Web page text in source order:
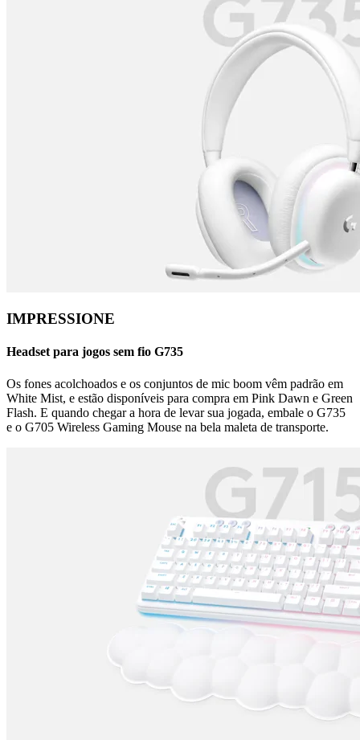
IMPRESSIONE
Headset para jogos sem fio G735
Os fones acolchoados e os conjuntos de mic boom vêm padrão em
White Mist, e estão disponíveis para compra em Pink Dawn e Green
Flash. E quando chegar a hora de levar sua jogada, embale o G735
e o G705 Wireless Gaming Mouse na bela maleta de transporte.